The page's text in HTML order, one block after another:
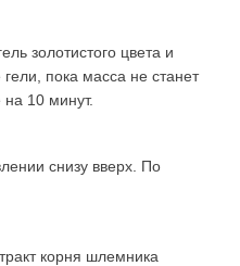
золотистого цвета и
пока масса не станет
на 10 минут.
снизу вверх. По
корня шлемника